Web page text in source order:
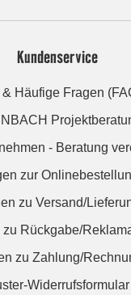
Kundenservice
& Häufige Fragen
- Beratung
zur
zu Versand/
zu Rückgabe/
zu Zahlung/
Widerrufsformular